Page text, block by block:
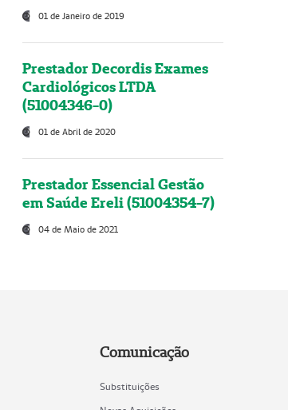
01 de Janeiro de 2019
Prestador Decordis Exames
Cardiológicos LTDA
(51004346-0)
01 de Abril de 2020
Prestador Essencial Gestão
em Saúde Ereli (51004354-7)
04 de Maio de 2021
Comunicação
Substituições